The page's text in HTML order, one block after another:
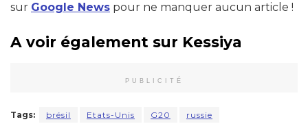
sur Google News pour ne manquer aucun article !
A voir également sur Kessiya
PUBLICITÉ
Tags: brésil Etats-Unis G20 russie